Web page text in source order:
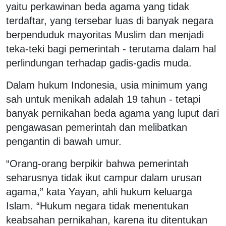
yaitu perkawinan beda agama yang tidak
terdaftar, yang tersebar luas di banyak negara
berpenduduk mayoritas Muslim dan menjadi
teka-teki bagi pemerintah - terutama dalam hal
perlindungan terhadap gadis-gadis muda.
Dalam hukum Indonesia, usia minimum yang
sah untuk menikah adalah 19 tahun - tetapi
banyak pernikahan beda agama yang luput dari
pengawasan pemerintah dan melibatkan
pengantin di bawah umur.
“Orang-orang berpikir bahwa pemerintah
seharusnya tidak ikut campur dalam urusan
agama,” kata Yayan, ahli hukum keluarga
Islam. “Hukum negara tidak menentukan
keabsahan pernikahan, karena itu ditentukan